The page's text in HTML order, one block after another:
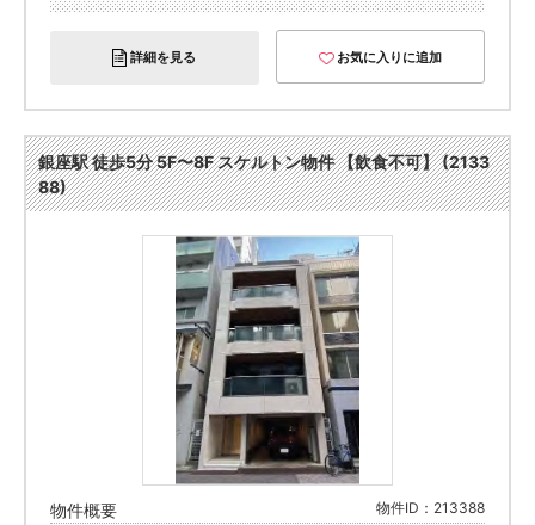
詳細を見る お気に入りに追加
銀座駅 徒歩5分 5F〜8F スケルトン物件 【飲食不可】 (2133
88)
物件概要 物件ID：213388